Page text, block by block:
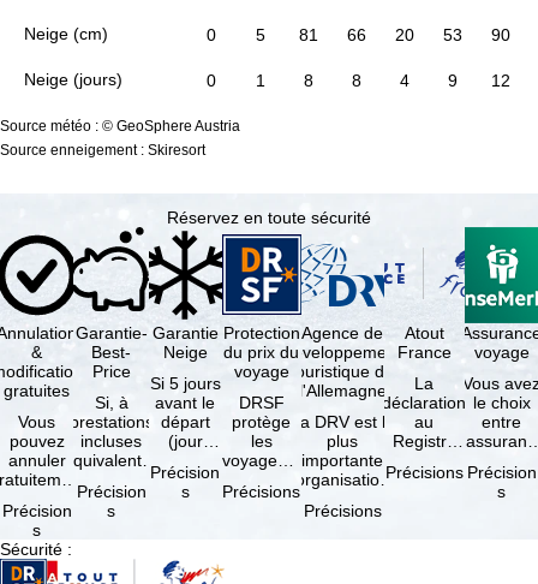
Neige (cm)
Neige (jours)
0 5 81 66 20 53 90
0 1 8 8 4 9 12
Source météo : © GeoSphere Austria
Source enneigement : Skiresort
Réservez en toute sécurité
&
gratuites
Vous
pouvez
annuler
suivant
la
à …
Précision
s
Garantie-
Best-
Price
Si, à
prestations
incluses
équivalentes
réserve de
disponibilités,
Précision
s
Garantie
Neige
Si 5 jours
avant le
départ
(jour
d'arrivée),
tous les
domaines
Précision
s
Protection
du prix du
voyage
DRSF
protège
les
voyageurs
réservent
Précisions
Agence de
développement
touristique de
l'Allemagne
La DRV est la
plus
importante
organisation
professionnels
Précisions
Atout
France
La
déclaration
au
Registre
Opérateurs
Précisions
voyage
Vous
le choix
entre
et
Précision
s
Sécurité :